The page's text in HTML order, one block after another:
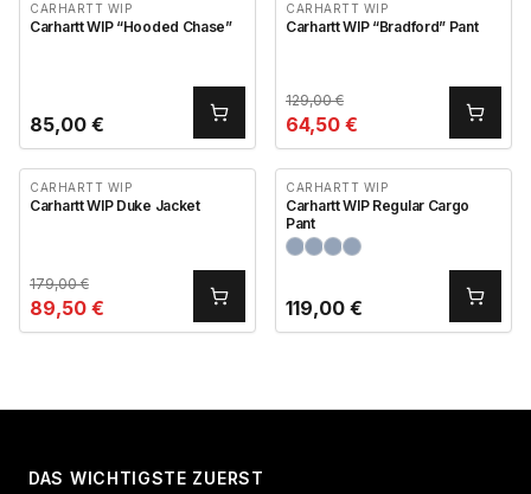
CARHARTT WIP
Carhartt WIP “Hooded Chase”
85,00 €
CARHARTT WIP
Carhartt WIP “Bradford” Pant
129,00€
64,50 €
CARHARTT WIP
Carhartt WIP Duke Jacket
179,00€
89,50 €
CARHARTT WIP
Carhartt WIP Regular Cargo
Pant
119,00 €
DAS WICHTIGSTE ZUERST